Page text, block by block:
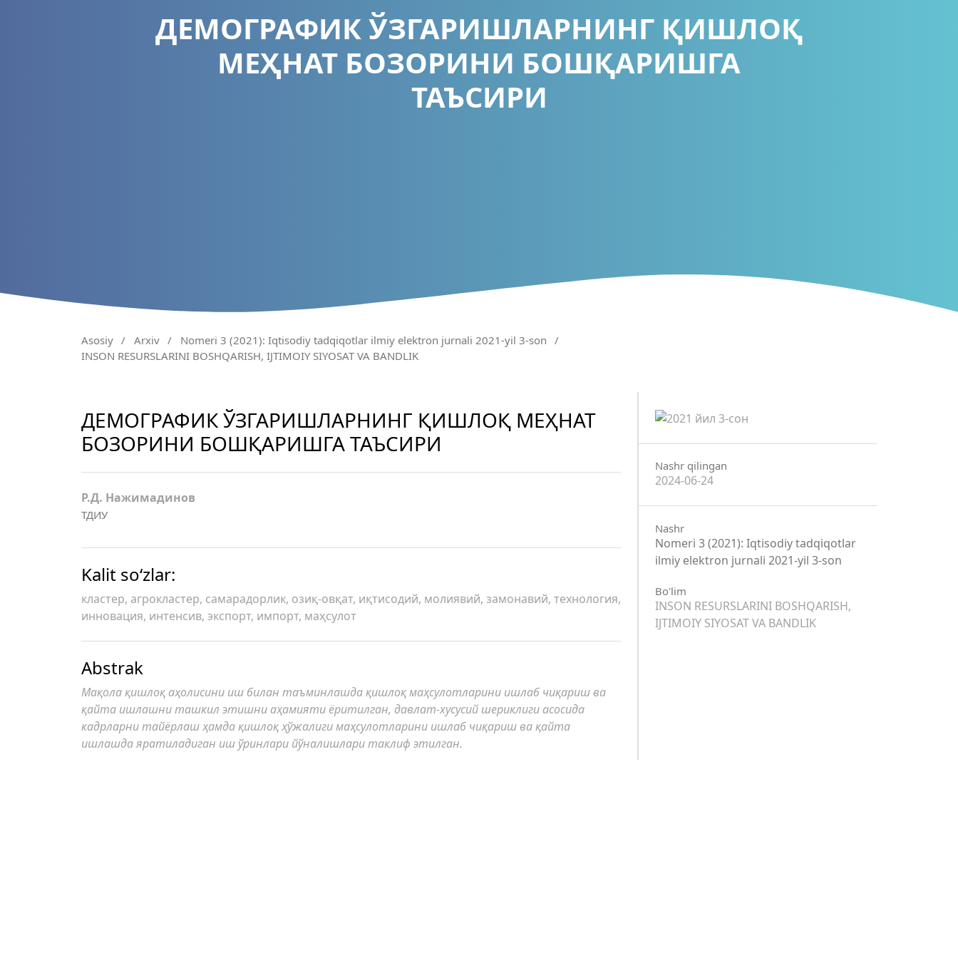
ДЕМОГРАФИК ЎЗГАРИШЛАРНИНГ ҚИШЛОҚ
МЕҲНАТ БОЗОРИНИ БОШҚАРИШГА
ТАЪСИРИ
Asosiy / Arxiv / Nomeri 3 (2021): Iqtisodiy tadqiqotlar ilmiy elektron jurnali 2021-yil 3-son
/
INSON RESURSLARINI BOSHQARISH, IJTIMOIY SIYOSAT VA BANDLIK
ДЕМОГРАФИК ЎЗГАРИШЛАРНИНГ ҚИШЛОҚ МЕҲНАТ
БОЗОРИНИ БОШҚАРИШГА ТАЪСИРИ
Р.Д. Нажимадинов
ТДИУ
Kalit so‘zlar:
кластер, агрокластер, самарадорлик, озиқ-овқат, иқтисодий, молиявий, замонавий, технология,
инновация, интенсив, экспорт, импорт, маҳсулот
Abstrak
Мақола қишлоқ аҳолисини иш билан таъминлашда қишлоқ маҳсулотларини ишлаб чиқариш ва
қайта ишлашни ташкил этишни аҳамияти ёритилган, давлат-хусусий шериклиги асосида
кадрларни тайёрлаш ҳамда қишлоқ ҳўжалиги маҳсулотларини ишлаб чиқариш ва қайта
ишлашда яратиладиган иш ўринлари йўналишлари таклиф этилган.
Nashr qilingan
2024-06-24
Nashr
Nomeri 3 (2021): Iqtisodiy tadqiqotlar
ilmiy elektron jurnali 2021-yil 3-son
Bo'lim
INSON RESURSLARINI BOSHQARISH,
IJTIMOIY SIYOSAT VA BANDLIK